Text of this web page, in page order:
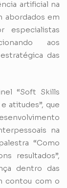
artificial na
abordados em
especialistas
aos
das
“Soft Skills
atitudes”, que
na
“Como
resultados”,
dentro das
contou com o